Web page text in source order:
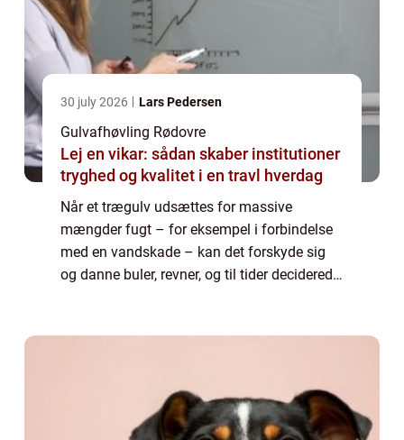
30 july 2026 Lars Pedersen
Gulvafhøvling Rødovre
Lej en vikar: sådan skaber institutioner
tryghed og kvalitet i en travl hverdag
Når et trægulv udsættes for massive
mængder fugt – for eksempel i forbindelse
med en vandskade – kan det forskyde sig
og danne buler, revner, og til tider deciderede